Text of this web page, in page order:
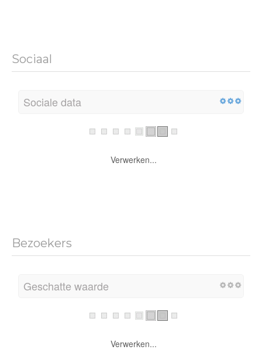
Sociaal
Sociale data
Verwerken...
Bezoekers
Geschatte waarde
Verwerken...